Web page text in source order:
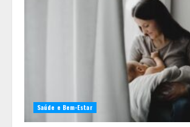
Os 10
destroem um
maioria dos casais
Você sabia que o frio
os pneus? Veja
fundamentais antes
estrada no inverno
Saúde e Bem-Estar